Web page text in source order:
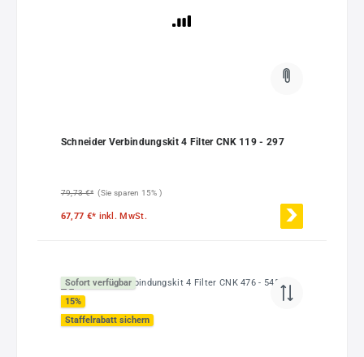
Schneider Verbindungskit 4 Filter CNK 119 - 297
79,73 €* (Sie sparen 15% )
67,77 €* inkl. MwSt.
Sofort verfügbar
15%
Staffelrabatt sichern